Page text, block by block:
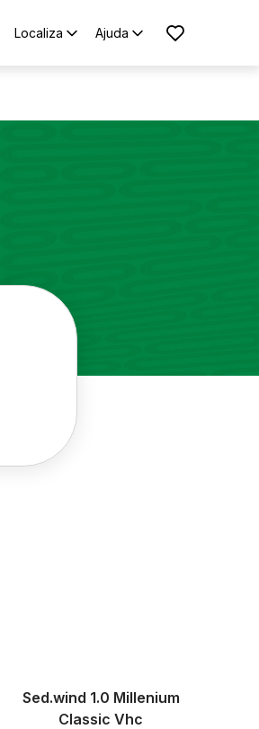
Localiza Ajuda
Sed.wind 1.0 Millenium
Classic Vhc